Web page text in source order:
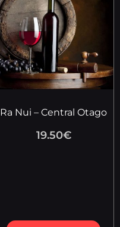
Ra Nui – Central Otago
19.50€